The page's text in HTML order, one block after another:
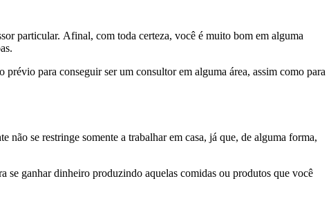
particular. Afinal, com toda certeza, você é muito bom em alguma
para conseguir ser um consultor em alguma área, assim como para
não se restringe somente a trabalhar em casa, já que, de alguma forma,
se ganhar dinheiro produzindo aquelas comidas ou produtos que você